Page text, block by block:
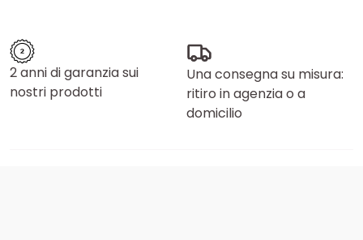
2 anni di garanzia sui
nostri prodotti
Una consegna su misura:
ritiro in agenzia o a
domicilio